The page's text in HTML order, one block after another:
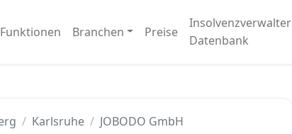
Funktionen Branchen Preise
Insolvenzverwalter
Datenbank
Karlsruhe JOBODO GmbH